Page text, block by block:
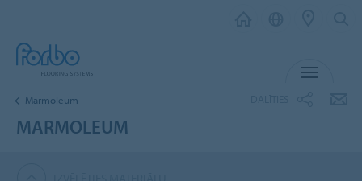
Marmoleum
MARMOLEUM